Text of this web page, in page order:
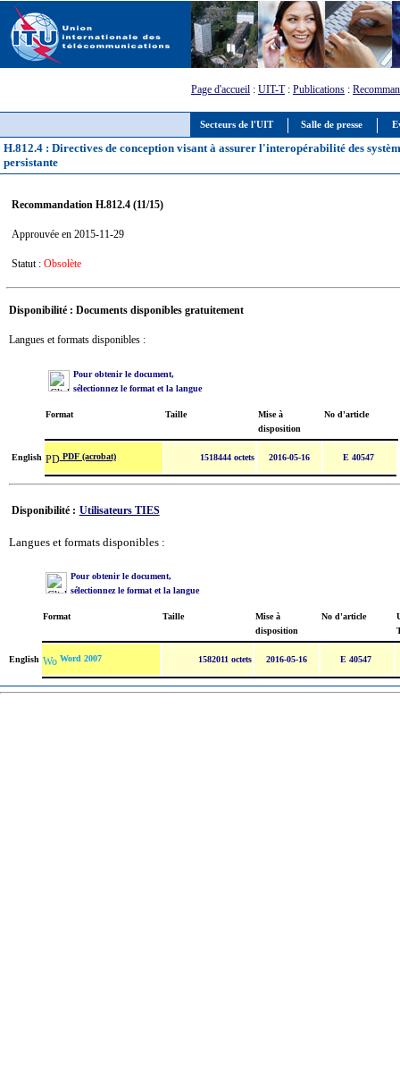
Secteurs de l'UIT Salle de presse
Page d'accueil : UIT-T: Publications :
H.812.4 : Directives de conception visant à assurer l'interopérabilité des
persistante
Recommandation H.812.4 (11/15)
Approuvée en 2015-11-29
Statut : Obsolète
Disponibilité : Documents disponibles gratuitement
Langues et formats disponibles :
Pour obtenir le document,
sélectionnez le format et la langue
Format Taille
Mise à
disposition
No d'article
English PDF (acrobat) 1518444 octets 2016-05-16 E 40547
Disponibilité : Utilisateurs TIES
Langues et formats disponibles :
Pour obtenir le document,
sélectionnez le format et la langue
Format Taille
Mise à
disposition
No d'article
English Word 2007 1582011 octets 2016-05-16 E 40547